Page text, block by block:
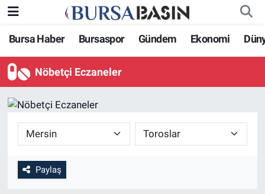
Bursa Haber Bursaspor Gündem Ekonomi
Nöbetçi Eczaneler
Paylaş
Bursa Haber
Genel
Politika
Bilim, Teknoloji
KÜLTÜR-SANAT
Bursa Nöbetçi Eczaneler
Bursa Hava Durumu
Bursa Namaz Vakitleri
Bursa Trafik Yoğunluk Haritası
Süper Lig Puan Durumu ve Fikstür